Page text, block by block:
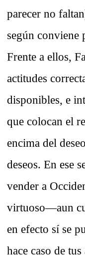
parecer no
según conviene
Frente a ellos,
actitudes
disponibles, e
que colocan el
encima del
deseos. En ese
vender a
virtuoso—aun
en efecto sí se
hace caso de